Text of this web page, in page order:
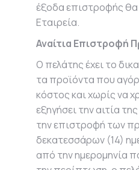
έξοδα επιστροφής θα
Εταιρεία.
Αναίτια Επιστροφή
Ο πελάτης έχει το
τα προϊόντα που
κόστος και χωρίς να
εξηγήσει την αιτία
την επιστροφή των
δεκατεσσάρων (14)
από την ημερομηνία